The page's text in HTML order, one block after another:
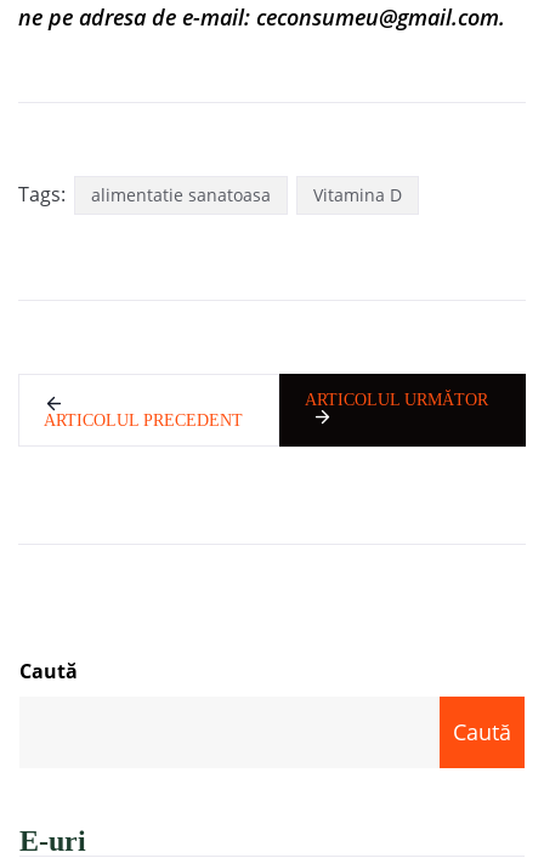
ne pe adresa de e-mail: ceconsumeu@gmail.com.
Tags: alimentatie sanatoasa Vitamina D
ARTICOLUL PRECEDENT
ARTICOLUL URMĂTOR
Caută
Caută
E-uri